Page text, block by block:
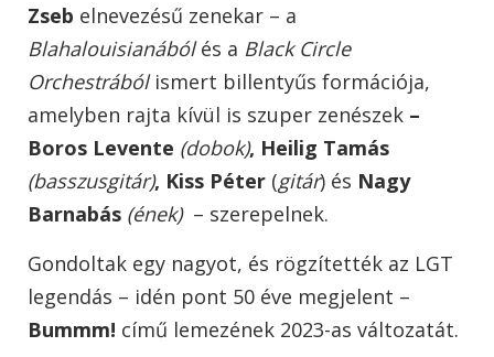
Zseb elnevezésű zenekar – a
Blahalouisianábólés a Black Circle
Orchestrábólismert billentyűs formációja,
amelyben rajta kívül is szuper zenészek –
Boros Levente (dobok), Heilig Tamás
(basszusgitár), Kiss Péter (gitár) és Nagy
Barnabás (ének)– szerepelnek.
Gondoltak egy nagyot, és rögzítették az LGT
legendás – idén pont 50 éve megjelent –
Bummm! című lemezének 2023-as változatát.